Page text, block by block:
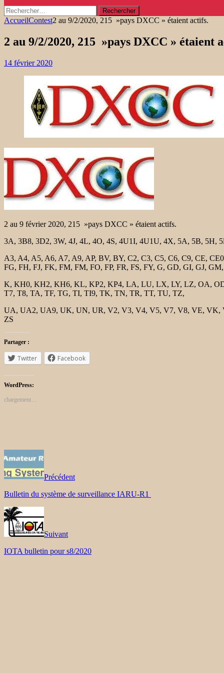
Rechercher :
AccueilContest2 au 9/2/2020, 215 »pays DXCC » étaient actifs.
2 au 9/2/2020, 215 »pays DXCC » étaient
14 février 2020
2 au 9 février 2020, 215 »pays DXCC » étaient actifs.
3A, 3B8, 3D2, 3W, 4J, 4L, 4O, 4S, 4U1I, 4U1U, 4X, 5A, 5B, 5H,
A3, A4, A5, A6, A7, A9, AP, BV, BY, C2, C3, C5, C6, C9, CE,
FG, FH, FJ, FK, FM, FM, FO, FP, FR, FS, FY, G, GD, GI, GJ,
K, KH0, KH2, KH6, KL, KP2, KP4, LA, LU, LX, LY, LZ, OA, OD,
T7, T8, TA, TF, TG, TI, TI9, TK, TN, TR, TT, TU, TZ,
UA, UA2, UA9, UK, UN, UR, V2, V3, V4, V5, V7, V8, VE, VK,
ZS
Partager :
Twitter Facebook
WordPress:
chargement…
Précédent
Bulletin du système de surveillance IARU-R1
Suivant
IOTA bulletin pour s8/2020